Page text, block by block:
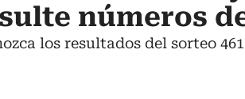
números
los resultados del sorteo